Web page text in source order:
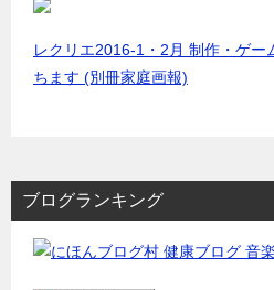
レクリエ2016-1・2月 制作・ゲー
ちます (別冊家庭画報)
ブログランキング